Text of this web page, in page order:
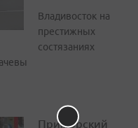
Владивосток на
престижных
состязаниях
Приморский